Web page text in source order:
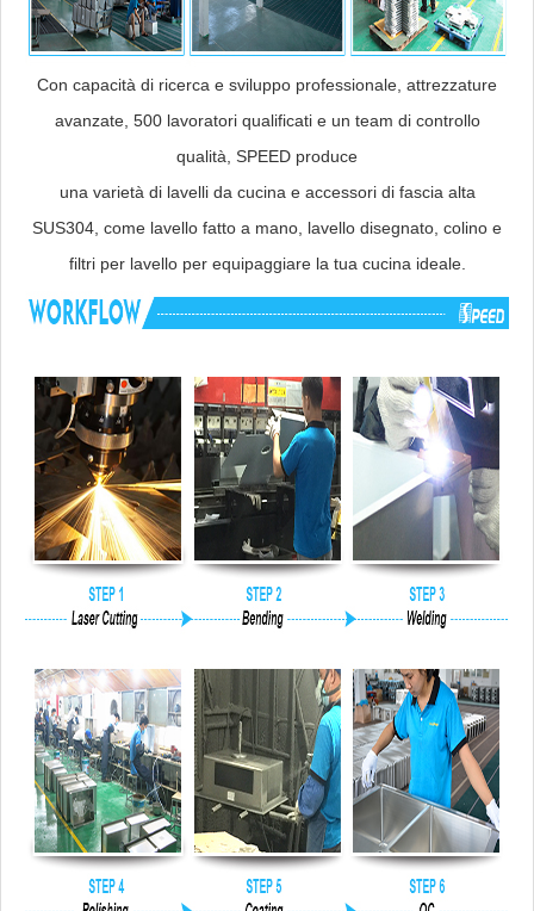
Con capacità di ricerca e sviluppo professionale, attrezzature
avanzate, 500 lavoratori qualificati e un team di controllo
qualità, SPEED produce
una varietà di lavelli da cucina e accessori di fascia alta
SUS304, come lavello fatto a mano, lavello disegnato, colino e
filtri per lavello per equipaggiare la tua cucina ideale.